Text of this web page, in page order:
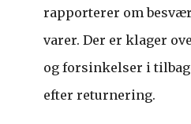
rapporterer om
varer. Der er klager
og forsinkelser i
efter returnering.